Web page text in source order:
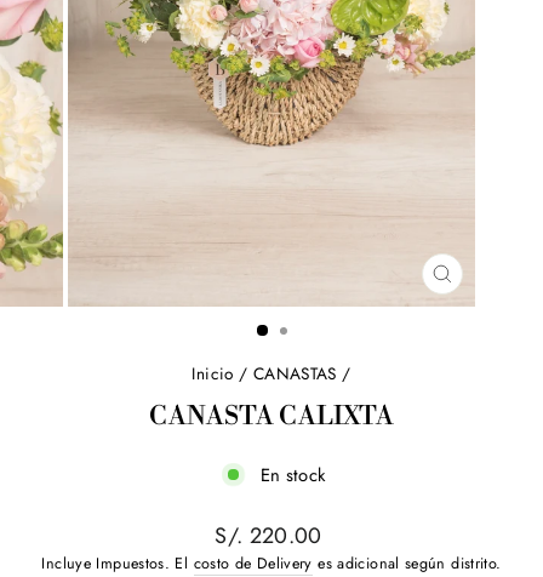
CERRAR
(ESC)
Inicio / CANASTAS /
CANASTA CALIXTA
En stock
Precio
habitual
S/. 220.00
Incluye Impuestos. El costo de Delivery es adicional según distrito.